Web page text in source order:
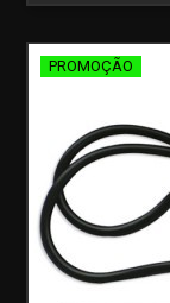
PROMOÇÃO